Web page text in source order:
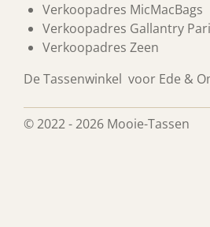
Verkoopadres MicMacBags
Verkoopadres Gallantry
Verkoopadres Zeen
De Tassenwinkel voor Ede &
© 2022 - 2026 Mooie-Tassen